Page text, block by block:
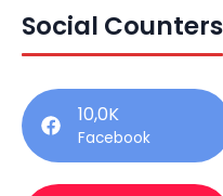
Social Counters
10,0K
Facebook